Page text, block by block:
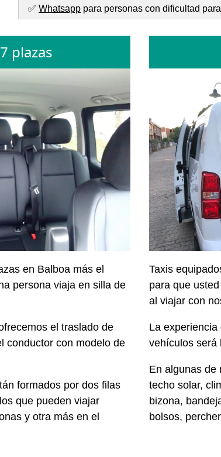
✅ Whatsapppara personas con dificultad
plazas
en Balboa más el
persona viaja en silla de
el traslado de
conductor con modelo de
formados por dos filas
que pueden viajar
y otra más en el
Taxis
para que
al viajar con
La
vehículos será
En algunas de
techo solar,
bizona,
bolsos,